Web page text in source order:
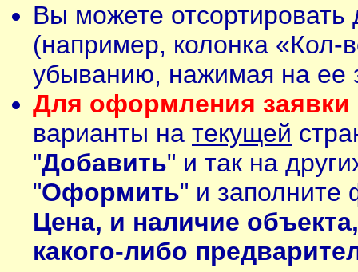
Вы можете
(например, колонка «Кол-
убыванию, нажимая на ее
Для оформления заявки
варианты на текущей
"Добавить" и так на
"Оформить" и заполните
Цена, и наличие
какого-либо